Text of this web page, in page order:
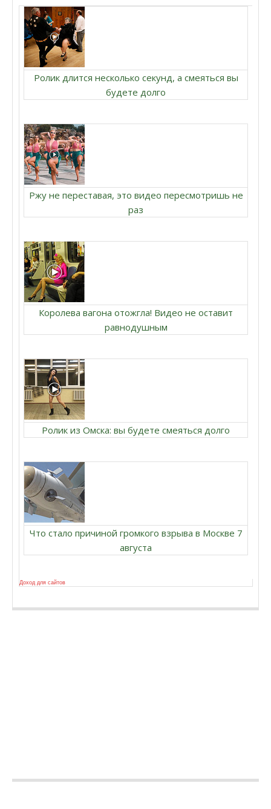
Ролик длится несколько секунд, а смеяться вы
будете долго
Ржу не переставая, это видео пересмотришь не
раз
Королева вагона отожгла! Видео не оставит
равнодушным
Ролик из Омска: вы будете смеяться долго
Что стало причиной громкого взрыва в Москве 7
августа
Доход для сайтов